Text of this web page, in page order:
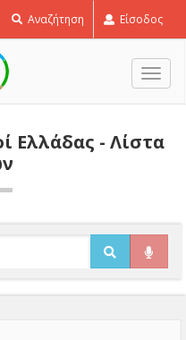
Αναζήτηση Είσοδος
Ελλάδας - Λίστα